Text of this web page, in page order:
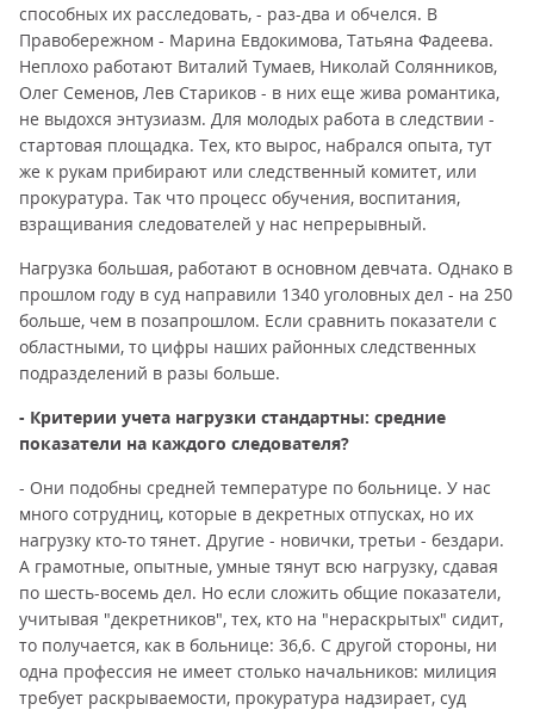
способных их расследовать, - раз-два и обчелся. В
Правобережном - Марина Евдокимова, Татьяна Фадеева.
Неплохо работают Виталий Тумаев, Николай Солянников,
Олег Семенов, Лев Стариков - в них еще жива романтика,
не выдохся энтузиазм. Для молодых работа в следствии -
стартовая площадка. Тех, кто вырос, набрался опыта, тут
же к рукам прибирают или следственный комитет, или
прокуратура. Так что процесс обучения, воспитания,
взращивания следователей у нас непрерывный.
Нагрузка большая, работают в основном девчата. Однако в
прошлом году в суд направили 1340 уголовных дел - на 250
больше, чем в позапрошлом. Если сравнить показатели с
областными, то цифры наших районных следственных
подразделений в разы больше.
- Критерии учета нагрузки стандартны: средние
показатели на каждого следователя?
- Они подобны средней температуре по больнице. У нас
много сотрудниц, которые в декретных отпусках, но их
нагрузку кто-то тянет. Другие - новички, третьи - бездари.
А грамотные, опытные, умные тянут всю нагрузку, сдавая
по шесть-восемь дел. Но если сложить общие показатели,
учитывая "декретников", тех, кто на "нераскрытых" сидит,
то получается, как в больнице: 36,6. С другой стороны, ни
одна профессия не имеет столько начальников: милиция
требует раскрываемости, прокуратура надзирает, суд